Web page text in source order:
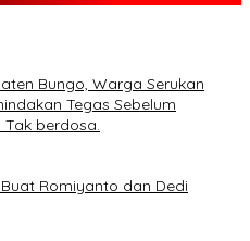
Bungo, Warga Serukan
Tegas Sebelum
Tak berdosa.
Buat Romiyanto dan Dedi